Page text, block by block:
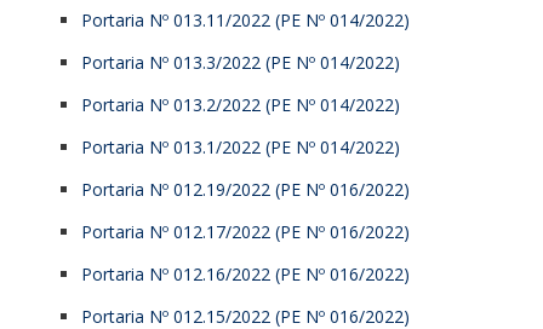
Portaria Nº 013.11/2022 (PE Nº 014/2022)
Portaria Nº 013.3/2022 (PE Nº 014/2022)
Portaria Nº 013.2/2022 (PE Nº 014/2022)
Portaria Nº 013.1/2022 (PE Nº 014/2022)
Portaria Nº 012.19/2022 (PE Nº 016/2022)
Portaria Nº 012.17/2022 (PE Nº 016/2022)
Portaria Nº 012.16/2022 (PE Nº 016/2022)
Portaria Nº 012.15/2022 (PE Nº 016/2022)